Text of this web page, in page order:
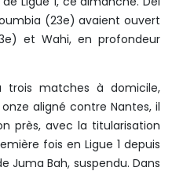
(23e) avaient ouvert
et Wahi, en profondeur
trois matches à domicile,
aligné contre Nantes, il
près, avec la titularisation
fois en Ligue 1 depuis
Juma Bah, suspendu. Dans